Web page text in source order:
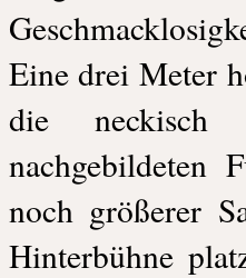
Eine drei Meter
die
nachgebildeten
noch größerer
Hinterbühne